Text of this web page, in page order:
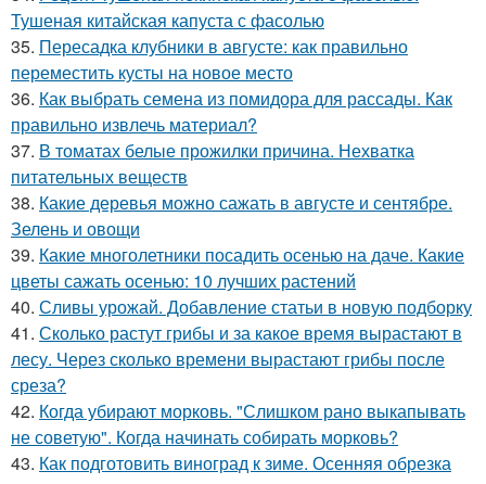
Тушеная китайская капуста с фасолью
35. Пересадка клубники в августе: как правильно
переместить кусты на новое место
36. Как выбрать семена из помидора для рассады. Как
правильно извлечь материал?
37. В томатах белые прожилки причина. Нехватка
питательных веществ
38. Какие деревья можно сажать в августе и сентябре.
Зелень и овощи
39. Какие многолетники посадить осенью на даче. Какие
цветы сажать осенью: 10 лучших растений
40. Сливы урожай. Добавление статьи в новую подборку
41. Сколько растут грибы и за какое время вырастают в
лесу. Через сколько времени вырастают грибы после
среза?
42. Когда убирают морковь. "Слишком рано выкапывать
не советую". Когда начинать собирать морковь?
43. Как подготовить виноград к зиме. Осенняя обрезка